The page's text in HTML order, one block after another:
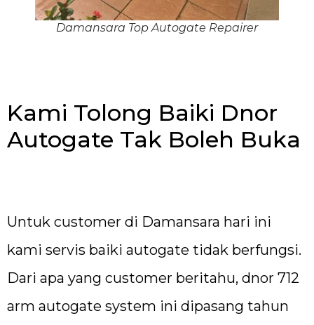
Damansara Top Autogate Repairer
Kami Tolong Baiki Dnor
Autogate Tak Boleh Buka
Untuk customer di Damansara hari ini
kami servis baiki autogate tidak berfungsi.
Dari apa yang customer beritahu, dnor 712
arm autogate system ini dipasang tahun